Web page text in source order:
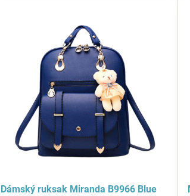
Dámský ruksak Miranda B9966 Blue